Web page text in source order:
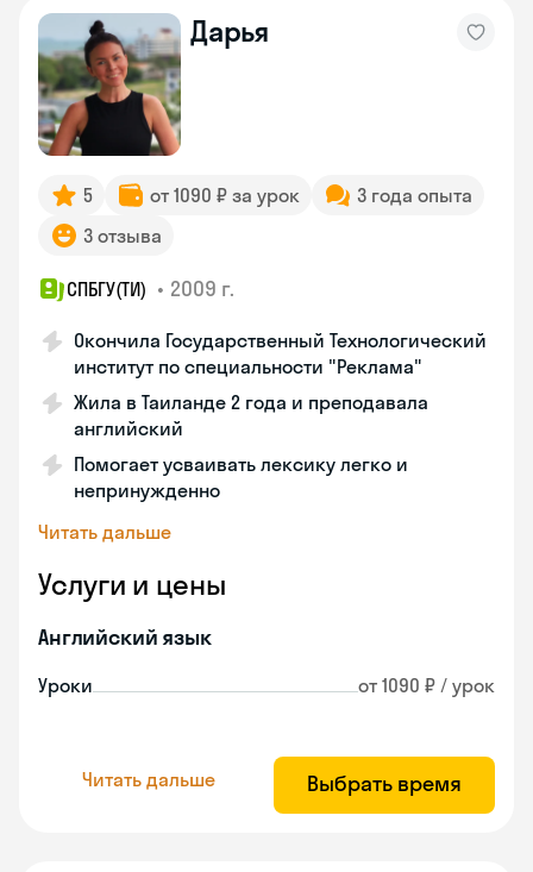
Дарья
5 от 1090 ₽ за урок
3 года опыта
3 отзыва
СПБГУ(ТИ) • 2009 г.
Окончила Государственный Технологический
институт по специальности "Реклама"
Жила в Таиланде 2 года и преподавала
английский
Помогает усваивать лексику легко и
непринужденно
Читать дальше
Услуги и цены
Английский язык
Уроки от 1090 ₽ / урок
Читать дальше Выбрать время